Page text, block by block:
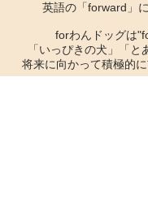
英語の「forward」
forわんドッグは
「いっぴきの犬」「と
将来に向かって積極的